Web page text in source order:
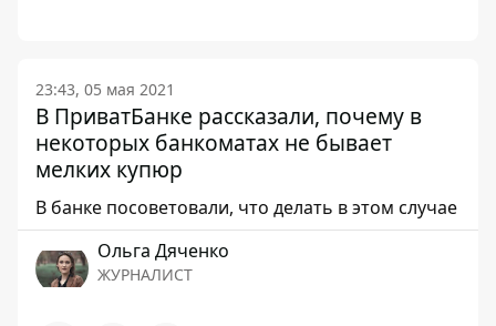
23:43, 05 мая 2021
В ПриватБанке рассказали, почему в
некоторых банкоматах не бывает
мелких купюр
В банке посоветовали, что делать в этом случае
Ольга Дяченко
ЖУРНАЛИСТ